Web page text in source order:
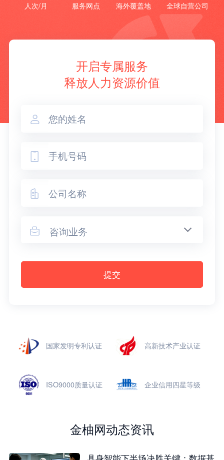
人次/月 服务网点 海外覆盖地 全球自营公司
开启专属服务
释放人力资源价值



 咨询业务
提交
国家发明专利认证 高新技术产业认证
ISO9000质量认证 企业信用四星等级
金柚网动态资讯